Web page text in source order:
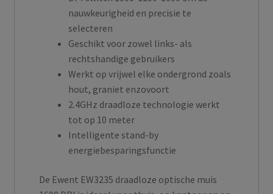
nauwkeurigheid en precisie te
selecteren
Geschikt voor zowel links- als
rechtshandige gebruikers
Werkt op vrijwel elke ondergrond zoals
hout, graniet enzovoort
2.4GHz draadloze technologie werkt
tot op 10 meter
Intelligente stand-by
energiebesparingsfunctie
De Ewent EW3235 draadloze optische muis